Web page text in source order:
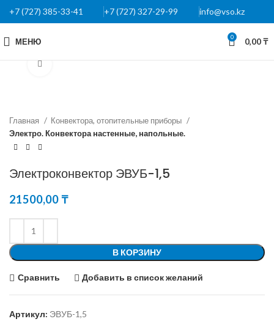
+7 (727) 385-33-41 +7 (727) 327-29-99 info@vso.kz
МЕНЮ 0 0,00₸
Главная
Конвектора, отопительные приборы
Электро. Конвектора настенные, напольные.
Электроконвектор ЭВУБ-1,5
21500,00₸
В КОРЗИНУ
Сравнить Добавить в список желаний
Артикул: ЭВУБ-1,5